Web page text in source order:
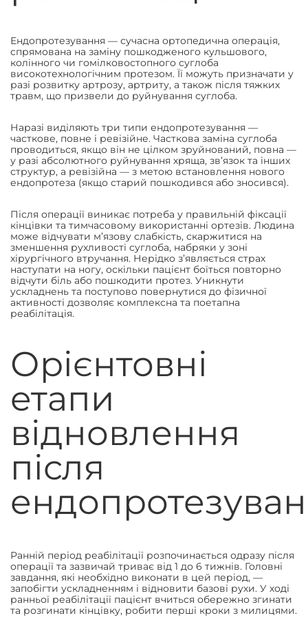
Ендопротезування — сучасна ортопедична операція,
спрямована на заміну пошкодженого кульшового,
колінного чи гомілковостопного суглоба
високотехнологічним протезом. Її можуть призначати у
разі розвитку артрозу, артриту, а також після тяжких
травм, що призвели до руйнування суглоба.
Наразі виділяють три типи ендопротезування —
часткове, повне і ревізійне. Часткова заміна суглоба
проводиться, якщо він не цілком зруйнований, повна —
у разі абсолютного руйнування хряща, зв’язок та інших
структур, а ревізійна — з метою встановлення нового
ендопротеза (якщо старий пошкодився або зносився).
Після операції виникає потреба у правильній фіксації
кінцівки та тимчасовому використанні ортезів. Людина
може відчувати м’язову слабкість, скаржитися на
зменшення рухливості суглоба, набряки у зоні
хірургічного втручання. Нерідко з’являється страх
наступати на ногу, оскільки пацієнт боїться повторно
відчути біль або пошкодити протез. Уникнути
ускладнень та поступово повернутися до фізичної
активності дозволяє комплексна та поетапна
реабілітація.
Орієнтовні
етапи
відновлення
після
Ранній період реабілітації розпочинається одразу після
операції та зазвичай триває від 1 до 6 тижнів. Головні
завдання, які необхідно виконати в цей період, —
запобігти ускладненням і відновити базові рухи. У ході
ранньої реабілітації пацієнт вчиться обережно згинати
та розгинати кінцівку, робити перші кроки з милицями.